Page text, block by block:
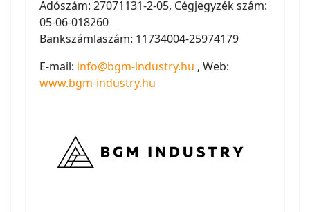
Adószám: 27071131-2-05, Cégjegyzék szám:
05-06-018260
Bankszámlaszám: 11734004-25974179
E-mail: info@bgm-industry.hu , Web:
www.bgm-industry.hu